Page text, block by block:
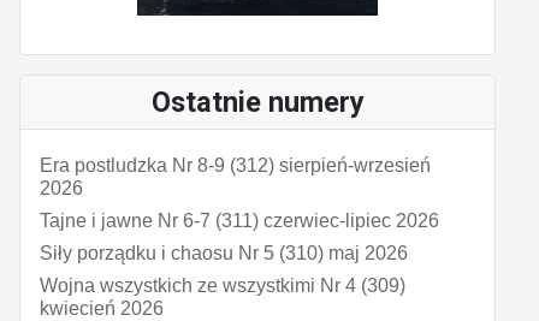
Ostatnie numery
Era postludzka Nr 8-9 (312) sierpień-wrzesień
2026
Tajne i jawne Nr 6-7 (311) czerwiec-lipiec 2026
Siły porządku i chaosu Nr 5 (310) maj 2026
Wojna wszystkich ze wszystkimi Nr 4 (309)
kwiecień 2026